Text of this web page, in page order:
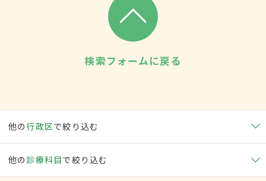
検索フォームに戻る
他の行政区で絞り込む
他の 診療科目で絞り込む